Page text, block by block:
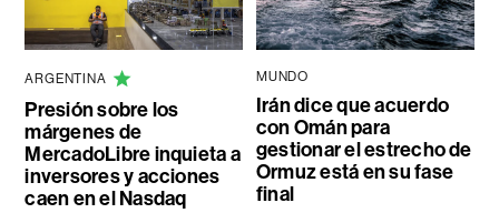
ARGENTINA
Presión sobre los
márgenes de
MercadoLibre inquieta a
inversores y acciones
caen en el Nasdaq
MUNDO
Irán dice que acuerdo
con Omán para
gestionar el estrecho de
Ormuz está en su fase
final